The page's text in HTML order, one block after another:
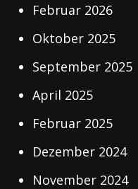
Februar 2026
Oktober 2025
September 2025
April 2025
Februar 2025
Dezember 2024
November 2024